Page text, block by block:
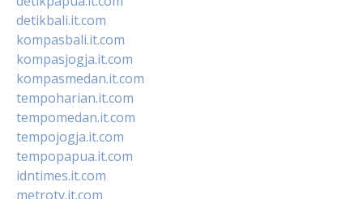
detikbali.it.com
kompasbali.it.com
kompasjogja.it.com
kompasmedan.it.com
tempoharian.it.com
tempomedan.it.com
tempojogja.it.com
tempopapua.it.com
idntimes.it.com
metrotv.it.com